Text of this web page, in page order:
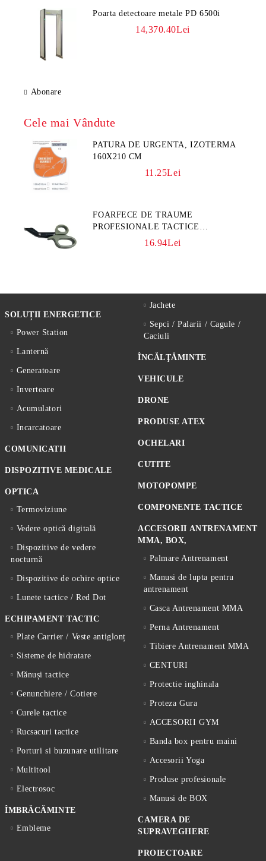
Poarta detectoare metale PD 6500i
14,370.40Lei
Abonare
Cele mai Vândute
PATURA DE URGENTA, IZOTERMA
160X210 CM
11.25Lei
FOARFECE DE TRAUME
PROFESIONALE TACTICE
CULOARE KAKI16.94Lei
SOLUȚII ENERGETICE
Power Station
Lanternă
Generatoare
Invertoare
Acumulatori
Incarcatoare
COMUNICATII
DISPOZITIVE MEDICALE
OPTICA
Termoviziune
Vedere optică digitală
Dispozitive de vedere
nocturnă
Dispozitive de ochire optice
Lunete tactice / Red Dot
ECHIPAMENT TACTIC
Plate Carrier / Veste antiglonț
Sisteme de hidratare
Mănuși tactice
Genunchiere / Cotiere
Curele tactice
Rucsacuri tactice
Porturi si buzunare utilitare
Multitool
Electrosoc
ÎMBRĂCĂMINTE
Embleme
Jachete
Sepci / Palarii / Cagule /
Caciuli
ÎNCĂLŢĂMINTE
VEHICULE
DRONE
PRODUSE ATEX
OCHELARI
CUTITE
MOTOPOMPE
COMPONENTE TACTICE
ACCESORII ANTRENAMENT
MMA, BOX,
Palmare Antrenament
Manusi de lupta pentru
antrenament
Casca Antrenament MMA
Perna Antrenament
Tibiere Antrenament MMA
CENTURI
Protectie inghinala
Proteza Gura
ACCESORII GYM
Banda box pentru maini
Accesorii Yoga
Produse profesionale
Manusi de BOX
CAMERA DE
SUPRAVEGHERE
PROIECTOARE